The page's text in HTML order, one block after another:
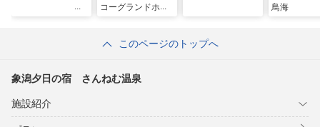
コーグランドホテ
鳥海
このページのトップへ
象潟夕日の宿 さんねむ温泉
施設紹介